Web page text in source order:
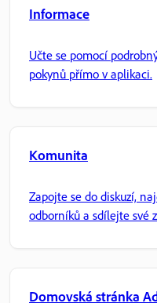
Informace
Učte se pomocí
pokynů přímo v aplikaci.
Komunita
Zapojte se do diskuzí,
odborníků a sdílejte své
Domovská stránka